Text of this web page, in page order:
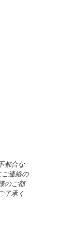
都合な
連絡の
のご都
了承く